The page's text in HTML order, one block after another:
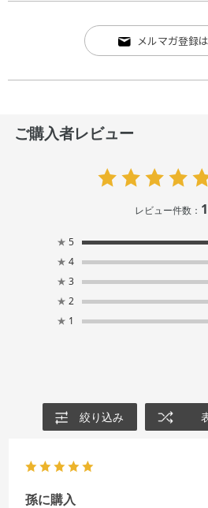
メルマガ登録
ご購入者レビュー
レビュー件数： 1
★ 5
★ 4
★ 3
★ 2
★ 1
絞り込み
孫に購入